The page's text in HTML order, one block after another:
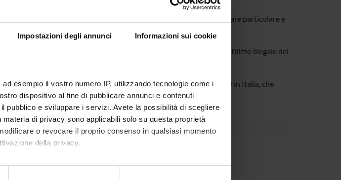
Impostazioni degli annunci Informazioni sui cookie
esempio il vostro numero IP, utilizzando tecnologie come i
dispositivo al fine di pubblicare annunci e contenuti
pubblico e sviluppare i servizi. Avete la possibilità di scegliere
di privacy sono applicabili solo su questa proprietà
o revocare il proprio consenso in qualsiasi momento
della privacy.
sul computer dell’utilizzatore che quindi non necessita di hardware particolare e
a Service (Software come servizio), rende impossibile la copia o l’utilizzo illegale del
di arrivare ad un servizio innovativo, unico nel suo genere in Italia, che
gamma di settori.
assigned and managed by the department